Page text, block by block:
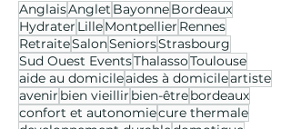
AnglaisAnglet BayonneBordeaux
Hydrater LilleMontpellier Rennes
RetraiteSalonSeniorsStrasbourg
Sud Ouest EventsThalassoToulouse
aide au domicileaides à domicileartiste
avenir bien vieillir bien-êtrebordeaux
confort et autonomiecure thermale